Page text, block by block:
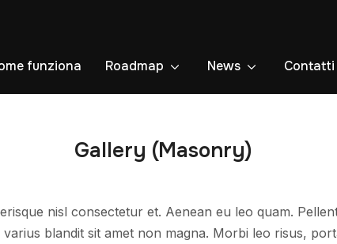
funziona Roadmap News Contatti
Gallery (Masonry)
nisl consectetur et. Aenean eu leo quam.
blandit sit amet non magna. Morbi leo risus,